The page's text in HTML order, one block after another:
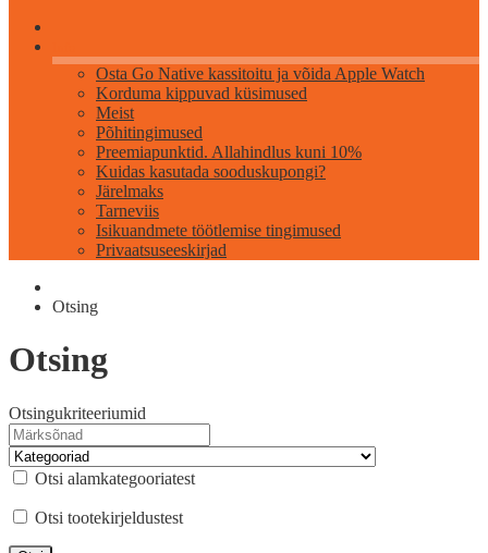
Osta Go Native kassitoitu ja võida Apple Watch
Korduma kippuvad küsimused
Meist
Põhitingimused
Preemiapunktid. Allahindlus kuni 10%
Kuidas kasutada sooduskupongi?
Järelmaks
Tarneviis
Isikuandmete töötlemise tingimused
Privaatsuseeskirjad
Otsing
Otsing
Otsingukriteeriumid
Otsi alamkategooriatest
Otsi tootekirjeldustest